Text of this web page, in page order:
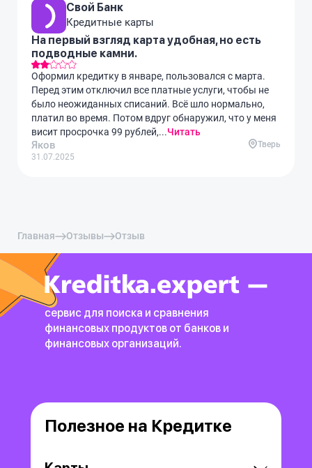
Свой Банк
Кредитные карты
На первый взгляд карта удобная, но есть
подводные камни.
Оформил кредитку в январе, пользовался с марта.
Перед этим отключил все платные услуги, чтобы не
было неожиданных списаний. Всё шло нормально,
платил во время. Потом вдруг обнаружил, что у меня
висит просрочка 99 рублей,...Читать
Яков
31.07.2025
Тверь
Главная Отзывы Отзыв
сервис для поиска и сравнения
финансовых продуктов от банков и
финансовых организаций.
Полезное на Кредитке